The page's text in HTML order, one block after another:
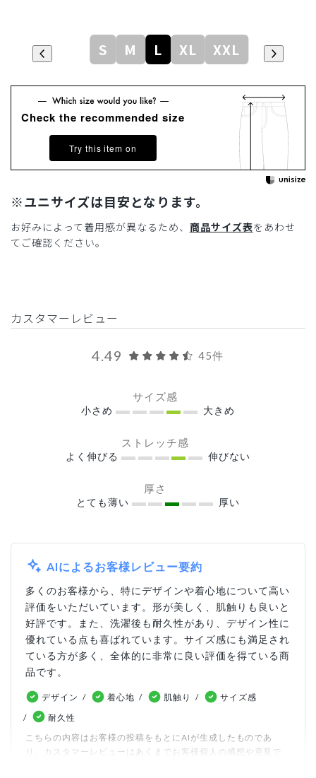
S M L XL XXL
Check the recommended size
Try this item on
※ユニサイズは目安となります。
お好みによって着用感が異なるため、 商品サイズ表をあわせ
てご確認ください。
カスタマーレビュー
4.49 45件
サイズ感
小さめ 大きめ
ストレッチ感
よく伸びる 伸びない
厚さ
とても薄い 厚い
AIによるお客様レビュー要約
多くのお客様から、特にデザインや着心地について高い
評価をいただいています。形が美しく、肌触りも良いと
好評です。また、洗濯後も耐久性があり、デザイン性に
優れている点も喜ばれています。サイズ感にも満足され
ている方が多く、全体的に非常に良い評価を得ている商
品です。
デザイン 着心地 肌触り
サイズ感
耐久性
こちらの内容はお客様の投稿をもとにAIが生成したものであ
り、カスタマーレビューはあくまでお客様個人の感想や意見で